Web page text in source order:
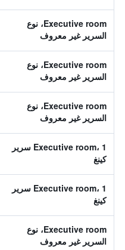
Executive room، نوع
السرير غير معروف
Executive room، نوع
السرير غير معروف
Executive room، نوع
السرير غير معروف
Executive room، 1 سرير
كينغ
Executive room، 1 سرير
كينغ
Executive room، نوع
السرير غير معروف